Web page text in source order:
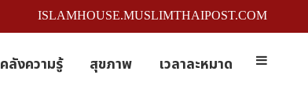
ISLAMHOUSE.MUSLIMTHAIPOST.COM
คลังความรู้ สุขภาพ เวลาละหมาด